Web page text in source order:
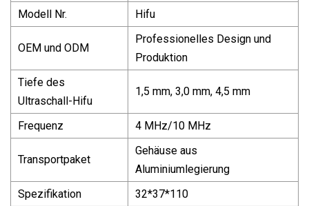
Modell Nr.
Hifu
OEM und ODM
Professionelles Design und
Produktion
Tiefe des
Ultraschall-Hifu
1,5 mm, 3,0 mm, 4,5 mm
Frequenz 4 MHz/10 MHz
Transportpaket
Gehäuse aus
Aluminiumlegierung
Spezifikation
32*37*110